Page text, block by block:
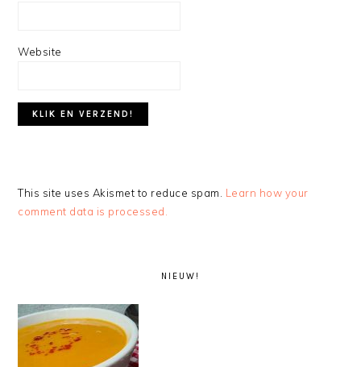
Website
This site uses Akismet to reduce spam. Learn how your
comment data is processed.
NIEUW!